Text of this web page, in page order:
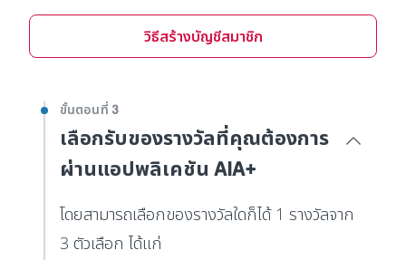
วิธีสร้างบัญชีสมาชิก
ขั้นตอนที่ 3
เลือกรับของรางวัลที่คุณต้องการ
ผ่านแอปพลิเคชัน AIA+
โดยสามารถเลือกของรางวัลใดก็ได้ 1 รางวัลจาก
3 ตัวเลือก ได้แก่